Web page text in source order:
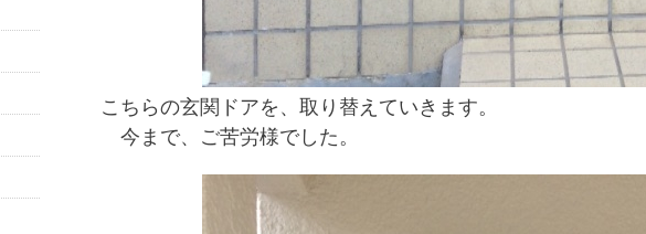
こちらの玄関ドアを、取り替えていきます。
今まで、ご苦労様でした。